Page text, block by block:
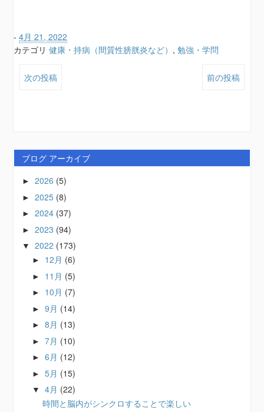
-4月 21, 2022
カテゴリ健康・持病（間質性膀胱炎など） ,勉強・学問
次の投稿 前の投稿
ブログ アーカイブ
►2026 (5)
►2025 (8)
►2024 (37)
►2023 (94)
▼2022 (173)
► 12月 (6)
► 11月 (5)
► 10月 (7)
►9月 (14)
►8月 (13)
►7月 (10)
►6月 (12)
►5月 (15)
▼4月 (22)
時間と脳内がシンクロすることで楽しい